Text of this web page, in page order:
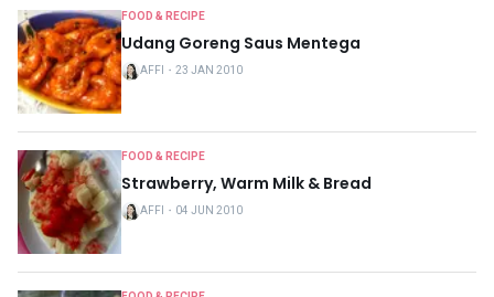
FOOD & RECIPE
Udang Goreng Saus Mentega
AFFI ・ 23 JAN 2010
FOOD & RECIPE
Strawberry, Warm Milk & Bread
AFFI ・ 04 JUN 2010